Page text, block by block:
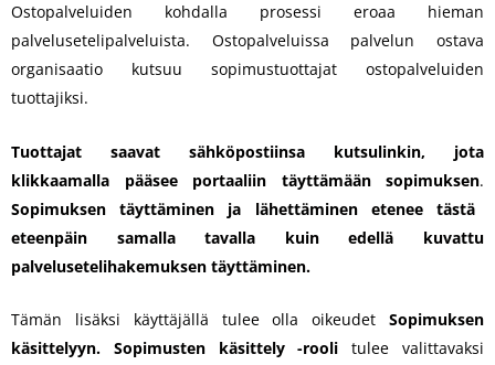
Ostopalveluiden kohdalla prosessi eroaa hieman
palvelusetelipalveluista. Ostopalveluissa palvelun ostava
organisaatio kutsuu sopimustuottajat ostopalveluiden
tuottajiksi.
Tuottajat saavat sähköpostiinsa kutsulinkin, jota
klikkaamalla pääsee portaaliin täyttämään sopimuksen.
Sopimuksen täyttäminen ja lähettäminen etenee tästä
eteenpäin samalla tavalla kuin edellä kuvattu
palvelusetelihakemuksen täyttäminen.
Tämän lisäksi käyttäjällä tulee olla oikeudet Sopimuksen
käsittelyyn. Sopimusten käsittely -rooli tulee valittavaksi